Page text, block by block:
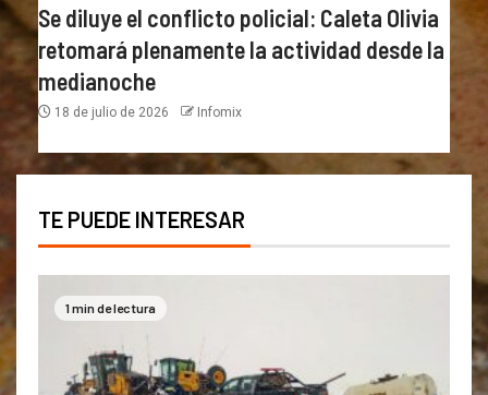
Se diluye el conflicto policial: Caleta Olivia
retomará plenamente la actividad desde la
medianoche
18 de julio de 2026 Infomix
TE PUEDE INTERESAR
1 min de lectura